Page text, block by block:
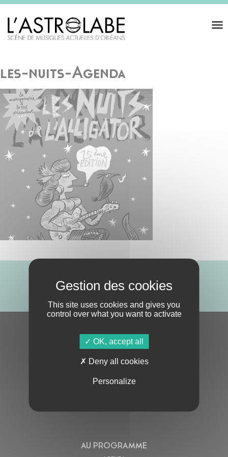
Toggle
les-nuits-Agenda
ABONNE-TOI !
S'ABONNER À LA NEWSLETTER
AU PROGRAMME
This site uses cookies and gives you
control over what you want to activate
OK, accept all
Deny all cookies
Personalize